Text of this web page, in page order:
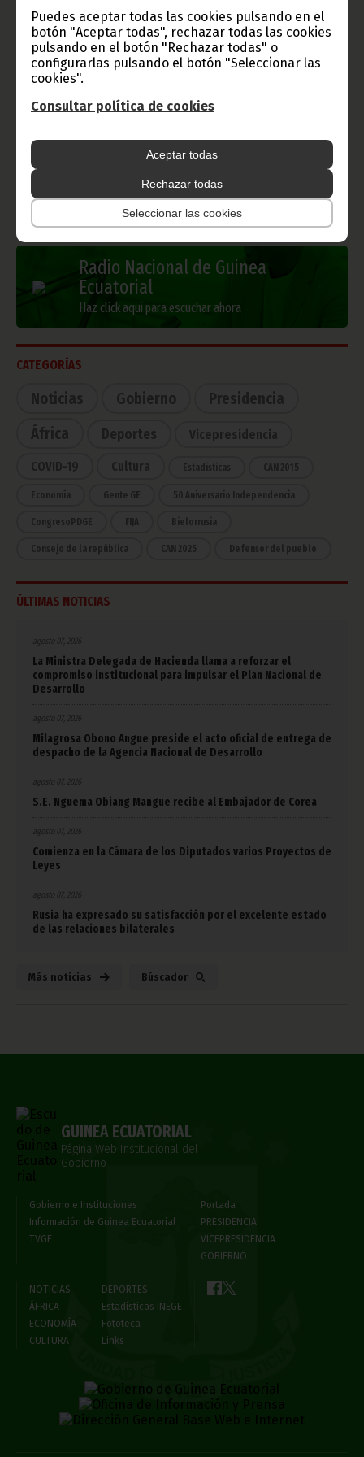
Puedes aceptar todas las cookies pulsando en el
botón "Aceptar todas", rechazar todas las cookies
pulsando en el botón "Rechazar todas" o
configurarlas pulsando el botón "Seleccionar las
cookies".
Consultar política de cookies
Aceptar todas
Rechazar todas
Seleccionar las cookies
Gobierno e Instituciones
Información de Guinea Ecuatorial
TVGE
Radio Nacional de Guinea
Ecuatorial
Deportes
agosto 07, 2026
La Ministra Delegada de Hacienda llama a reforzar el
compromiso institucional para impulsar el Plan Nacional de
agosto 07, 2026
Milagrosa Obono Angue preside el acto oficial de entrega de
agosto 07, 2026
Comienza en la Cámara de los Diputados varios Proyectos de
agosto 07, 2026
Rusia ha expresado su satisfacción por el excelente estado
GUINEA ECUATORIAL
Página Web Institucional del
Gobierno e Instituciones
Información de Guinea Ecuatorial
Portada
PRESIDENCIA
VICEPRESIDENCIA
NOTICIAS
ÁFRICA
ECONOMÍA
DEPORTES
Estadísticas INEGE
Fototeca